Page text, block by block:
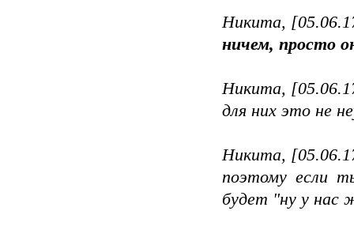
Никита,
ничем, просто
Никита,
для них это не
Никита,
поэтому если
будет "ну у нас